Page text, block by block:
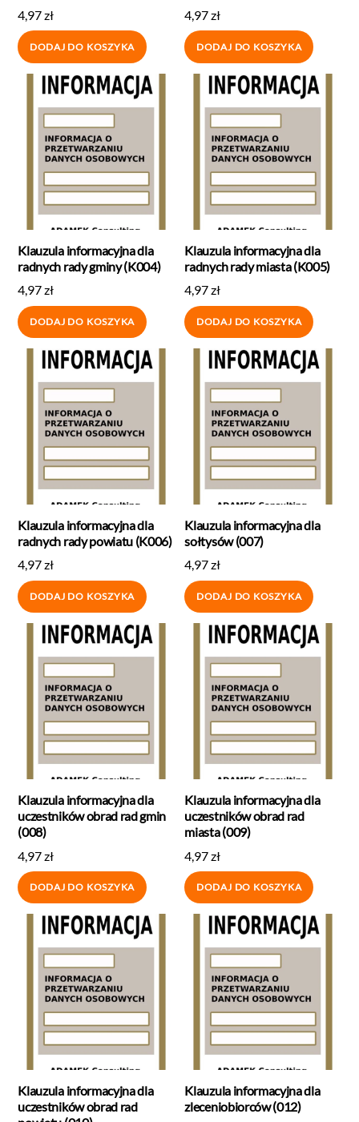
4,97zł
DODAJ DO KOSZYKA
4,97zł
DODAJ DO KOSZYKA
Klauzula informacyjna dla
radnych rady gminy (K004)
4,97zł
DODAJ DO KOSZYKA
Klauzula informacyjna dla
radnych rady miasta (K005)
4,97zł
DODAJ DO KOSZYKA
Klauzula informacyjna dla
radnych rady powiatu (K006)
4,97zł
DODAJ DO KOSZYKA
Klauzula informacyjna dla
sołtysów (007)
4,97zł
DODAJ DO KOSZYKA
Klauzula informacyjna dla
uczestników obrad rad gmin
(008)
4,97zł
DODAJ DO KOSZYKA
Klauzula informacyjna dla
uczestników obrad rad
miasta (009)
4,97zł
DODAJ DO KOSZYKA
Klauzula informacyjna dla
uczestników obrad rad
Klauzula informacyjna dla
zleceniobiorców (012)